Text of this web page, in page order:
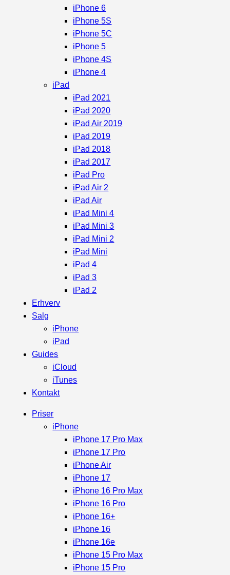
iPhone 6
iPhone 5S
iPhone 5C
iPhone 5
iPhone 4S
iPhone 4
iPad
iPad 2021
iPad 2020
iPad Air 2019
iPad 2019
iPad 2018
iPad 2017
iPad Pro
iPad Air 2
iPad Air
iPad Mini 4
iPad Mini 3
iPad Mini 2
iPad Mini
iPad 4
iPad 3
iPad 2
Erhverv
Salg
iPhone
iPad
Guides
iCloud
iTunes
Kontakt
Priser
iPhone
iPhone 17 Pro Max
iPhone 17 Pro
iPhone Air
iPhone 17
iPhone 16 Pro Max
iPhone 16 Pro
iPhone 16+
iPhone 16
iPhone 16e
iPhone 15 Pro Max
iPhone 15 Pro